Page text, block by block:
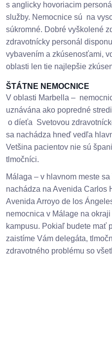
s anglicky hovoriacim
služby. Nemocnice sú na
súkromné. Dobré vyškolené
zdravotnícky personál
vybavením a zkúsenosťami,
oblasti len tie najlepšie
ŠTÁTNE NEMOCNICE
V oblasti Marbella –
uznávána ako popredné
o díeťa Svetovou
sa nachádza hneď vedľa
Vetšina pacientov nie sú
tlmočníci.
Málaga – v hlavnom meste
nachádza na Avenida
Avenida Arroyo de los
nemocnica v Málage na
kampusu. Pokiaľ budete mať
zaistíme Vám delegáta,
zdravotného problému so